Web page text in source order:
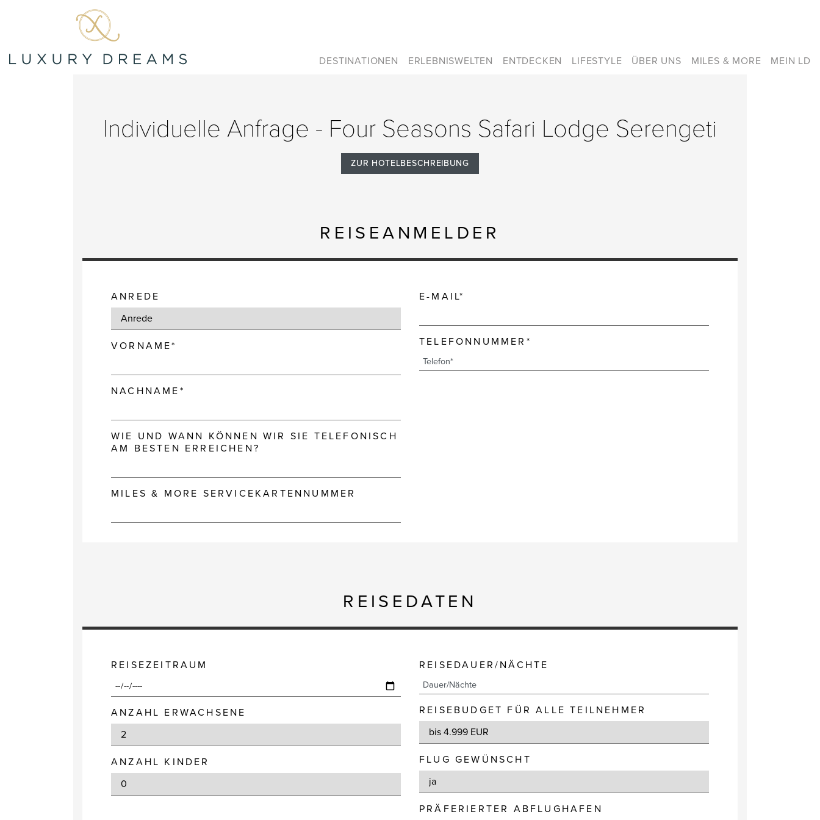
DESTINATIONEN ERLEBNISWELTEN ENTDECKEN LIFESTYLE ÜBER UNS MILES & MORE MEIN LD
Individuelle Anfrage - Four Seasons Safari Lodge Serengeti
ZUR HOTELBESCHREIBUNG
REISEANMELDER
ANREDE
VORNAME*
NACHNAME*
E-MAIL*
TELEFONNUMMER*
WIE UND WANN KÖNNEN WIR SIE TELEFONISCH
AM BESTEN ERREICHEN?
MILES & MORE SERVICEKARTENNUMMER
REISEDATEN
REISEZEITRAUM
ANZAHL ERWACHSENE
ANZAHL KINDER
REISEDAUER/NÄCHTE
REISEBUDGET FÜR ALLE TEILNEHMER
FLUG GEWÜNSCHT
PRÄFERIERTER ABFLUGHAFEN